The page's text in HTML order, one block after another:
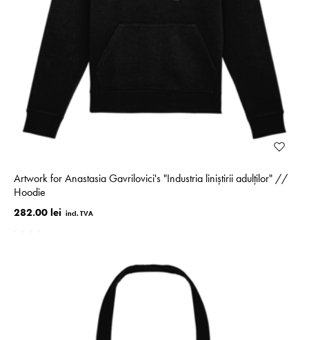
Artwork for Anastasia Gavrilovici's "Industria liniștirii adulților" //
Hoodie
282.00 lei